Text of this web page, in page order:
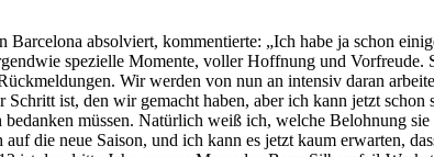
absolviert, kommentierte: „Ich habe ja schon
spezielle Momente, voller Hoffnung und
Wir werden von nun an intensiv daran
ist, den wir gemacht haben, aber ich kann jetzt
müssen. Natürlich weiß ich, welche Belohnung
die neue Saison, und ich kann es jetzt kaum erwarten,